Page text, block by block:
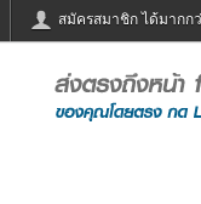
สมัครสมาชิก ได้มาก
Email